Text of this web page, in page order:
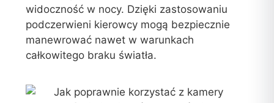
widoczność w nocy. Dzięki zastosowaniu
podczerwieni kierowcy mogą bezpiecznie
manewrować nawet w warunkach
całkowitego braku światła.